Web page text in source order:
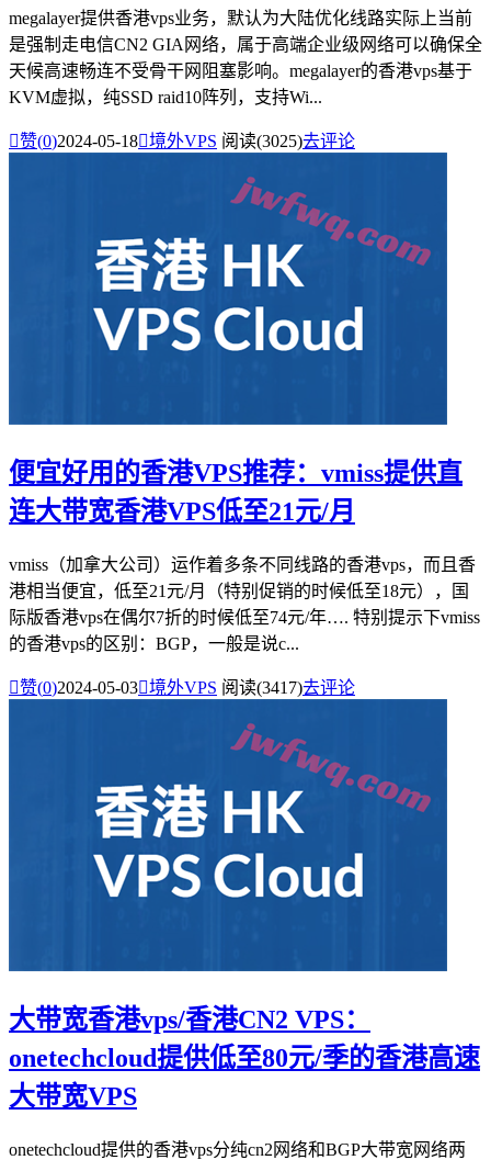
megalayer提供香港vps业务，默认为大陆优化线路实际上当前
是强制走电信CN2 GIA网络，属于高端企业级网络可以确保全
天候高速畅连不受骨干网阻塞影响。megalayer的香港vps基于
KVM虚拟，纯SSD raid10阵列，支持Wi...
赞(0)2024-05-18境外VPS 阅读(3025)去评论
便宜好用的香港VPS推荐：vmiss提供直
连大带宽香港VPS低至21元/月
vmiss（加拿大公司）运作着多条不同线路的香港vps，而且香
港相当便宜，低至21元/月（特别促销的时候低至18元），国
际版香港vps在偶尔7折的时候低至74元/年…. 特别提示下vmiss
的香港vps的区别：BGP，一般是说c...
赞(0)2024-05-03境外VPS 阅读(3417)去评论
大带宽香港vps/香港CN2 VPS：
onetechcloud提供低至80元/季的香港高速
大带宽VPS
onetechcloud提供的香港vps分纯cn2网络和BGP大带宽网络两